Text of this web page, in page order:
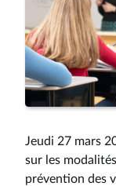
Jeudi 27 mars
sur les
prévention des